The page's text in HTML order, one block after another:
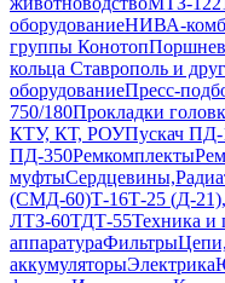
оборудованиеНИВА-
группы Конотоп
кольца Ставрополь и
оборудованиеПресс-
750/180Прокладки
КТУ, КТ, РОУПускач
ПД-350Ремкомплекты
муфты
(СМД-60)Т-16Т-25 (Д-
ЛТЗ-60ТДТ-55Техника и
аппаратураФильтры
аккумуляторыЭлектрика